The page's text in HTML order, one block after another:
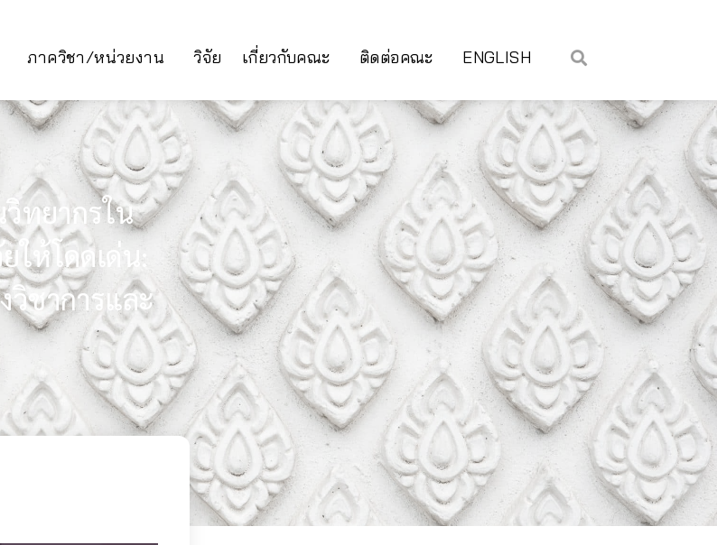
ภาควิชา/หน่วยงาน วิจัย เกี่ยวกับคณะ ติดต่อคณะ ENGLISH
ทยากรใน
ให้โดดเด่น:
วิชาการและ